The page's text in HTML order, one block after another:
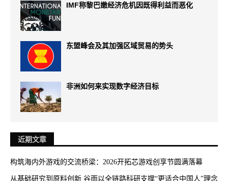
IMF称黎巴嫩经济危机因既得利益而恶化
东盟峰会及其加强区域贸易的势头
非洲如何来实现数字经济目标
近期文章
构筑海内外游戏的交流桥梁：2026开拓芯游戏创享节圆满落幕
从基础研究到原料创新 谷雨以全链路科研支撑“更适合中国人”理念